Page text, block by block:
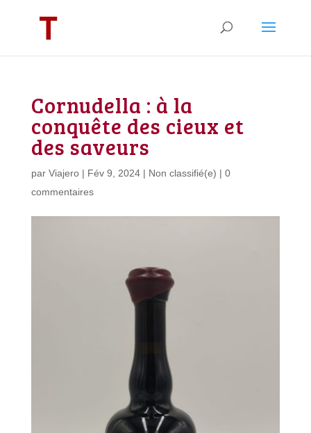
Cornudella : à la
conquête des cieux et
des saveurs
par Viajero| Fév 9, 2024| Non classifié(e) | 0
commentaires